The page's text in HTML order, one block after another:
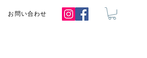
お問い合わせ